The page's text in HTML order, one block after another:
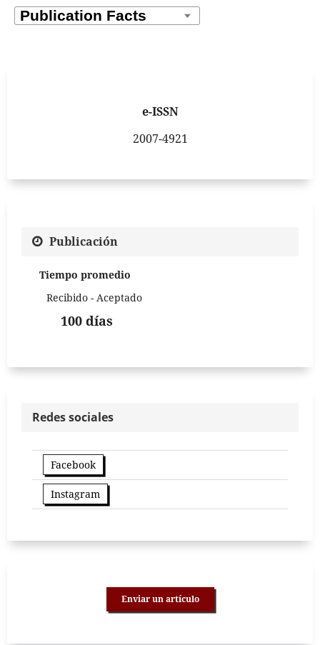
e-ISSN
2007-4921
Publicación
Tiempo promedio
Recibido - Aceptado
100 días
Redes sociales
Facebook
Instagram
Enviar un artículo